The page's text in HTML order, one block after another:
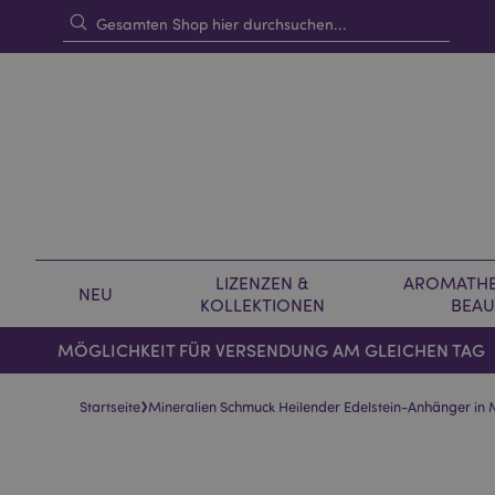
NEU
LIZENZEN &
KOLLEKTIONEN
MÖGLICHKEIT FÜR VERSENDUNG AM GLEICHEN TAG
Startseite›Mineralien Schmuck Heilender Edelstein-Anhänger in